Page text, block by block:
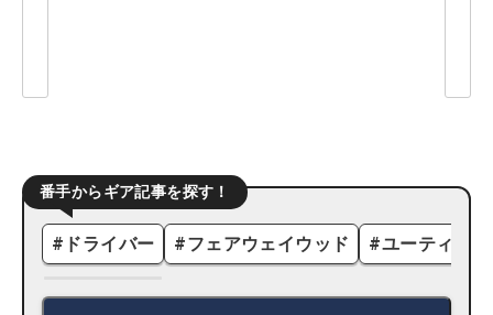
番手からギア記事を探す！
# ドライバー #フェアウェイウッド #ユーティリ